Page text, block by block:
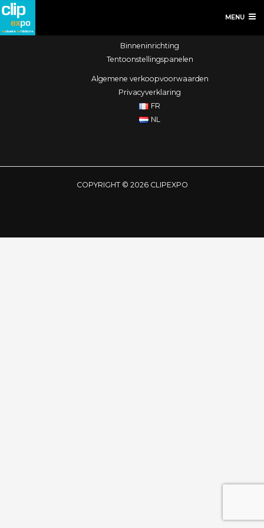
MENU
Binneninrichting
Tentoonstellingspanelen
Algemene verkoopvoorwaarden
Privacyverklaring
FR
NL
COPYRIGHT © 2026 CLIPEXPO